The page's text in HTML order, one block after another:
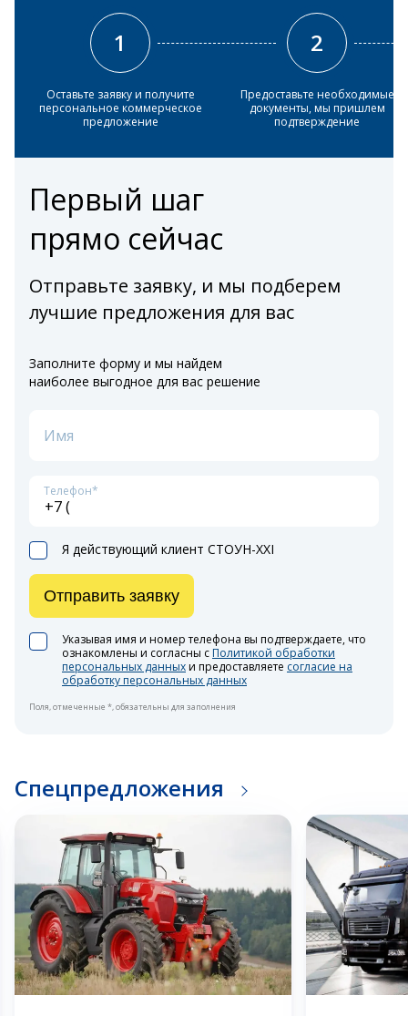
1
Оставьте заявку и получите
персональное коммерческое
предложение
2
Предоставьте необходимые
документы, мы пришлем
подтверждение
Первый шаг
прямо сейчас
Отправьте заявку, и мы подберем
лучшие предложения для вас
Заполните форму и мы найдем
наиболее выгодное для вас решение
Имя
Телефон*
Я действующий клиент СТОУН-XXI
Указывая имя и номер телефона вы подтверждаете, что
ознакомлены и согласны с Политикой обработки
персональных данныхи предоставляете согласие на
обработку персональных данных
Отправить заявку
Поля, отмеченные *, обязательны для заполнения
Спецпредложения